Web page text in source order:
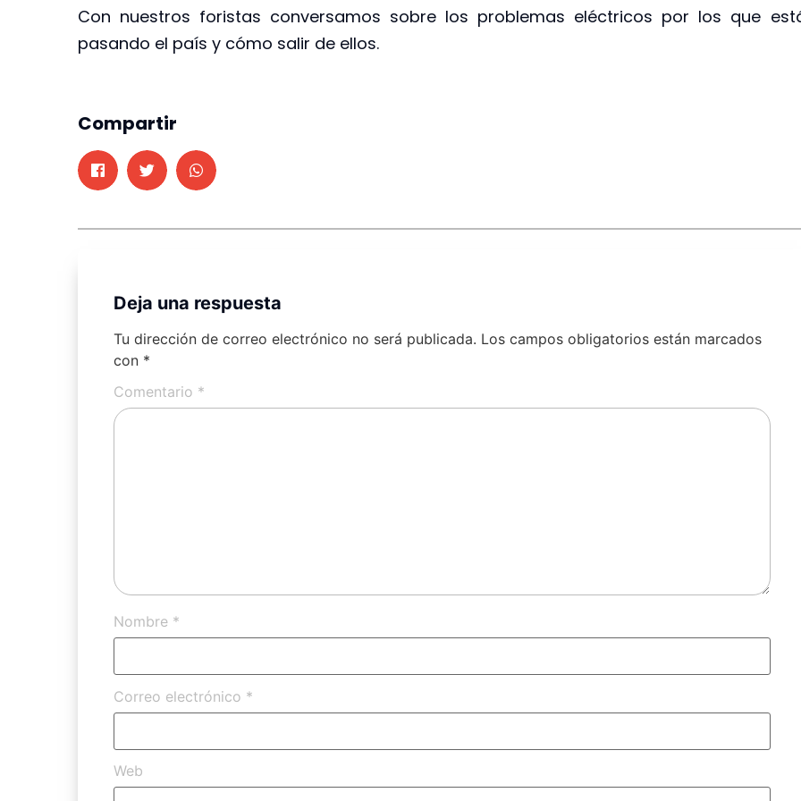
Con nuestros foristas conversamos sobre los problemas eléctricos por los que
pasando el país y cómo salir de ellos.
Compartir
Deja una respuesta
Tu dirección de correo electrónico no será publicada. Los campos obligatorios están marcados
con *
Comentario *
Nombre *
Correo electrónico *
Web